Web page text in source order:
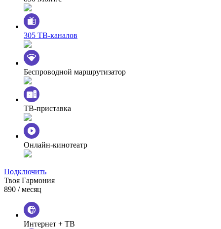
305 ТВ-каналов
Беспроводной маршрутизатор
ТВ-приставка
Онлайн-кинотеатр
Подключить
Твоя Гармония
890 / месяц
Интернет + ТВ